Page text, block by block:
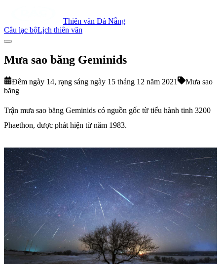
Thiên văn Đà Nẵng
Câu lạc bộLịch thiên văn
Mưa sao băng Geminids
Đêm ngày 14, rạng sáng ngày 15 tháng 12 năm 2021
Mưa sao
băng
Trận mưa sao băng Geminids có nguồn gốc từ tiểu hành tinh 3200
Phaethon, được phát hiện từ năm 1983.